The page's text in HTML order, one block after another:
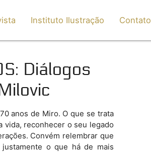
Instituto Ilustração Contato
: Diálogos
anos de Miro. O que se trata
vida, reconhecer o seu legado
Convém relembrar que
justamente o que há de mais